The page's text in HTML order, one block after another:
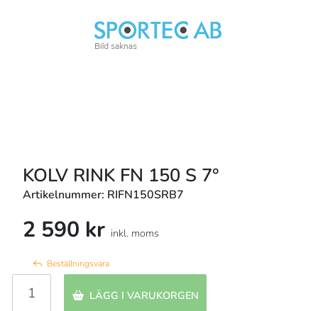
KOLV RINK FN 150 S 7°
Artikelnummer: RIFN150SRB7
2 590 kr inkl. moms
Beställningsvara
LÄGG I VARUKORGEN